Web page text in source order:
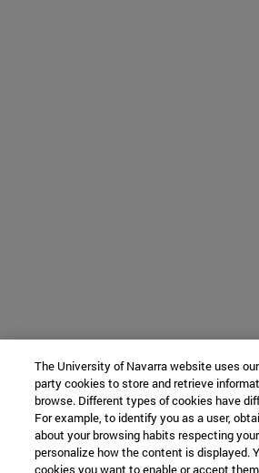
The University of Navarra website uses
party cookies to store and retrieve
browse. Different types of cookies have
For example, to identify you as a user,
about your browsing habits respecting
personalize how the content is displayed.
cookies you want to enable or accept